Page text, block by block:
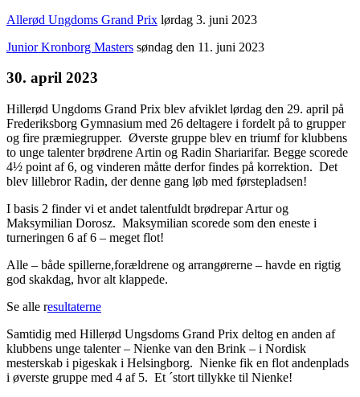
Allerød Ungdoms Grand Prix lørdag 3. juni 2023
Junior Kronborg Masters søndag den 11. juni 2023
30. april 2023
Hillerød Ungdoms Grand Prix blev afviklet lørdag den 29. april på
Frederiksborg Gymnasium med 26 deltagere i fordelt på to grupper
og fire præmiegrupper. Øverste gruppe blev en triumf for klubbens
to unge talenter brødrene Artin og Radin Shariarifar. Begge scorede
4½ point af 6, og vinderen måtte derfor findes på korrektion. Det
blev lillebror Radin, der denne gang løb med førstepladsen!
I basis 2 finder vi et andet talentfuldt brødrepar Artur og
Maksymilian Dorosz. Maksymilian scorede som den eneste i
turneringen 6 af 6 – meget flot!
Alle – både spillerne,forældrene og arrangørerne – havde en rigtig
god skakdag, hvor alt klappede.
Se alle resultaterne
Samtidig med Hillerød Ungsdoms Grand Prix deltog en anden af
klubbens unge talenter – Nienke van den Brink – i Nordisk
mesterskab i pigeskak i Helsingborg. Nienke fik en flot andenplads
i øverste gruppe med 4 af 5. Et ´stort tillykke til Nienke!